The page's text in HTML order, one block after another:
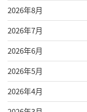
2026年8月
2026年7月
2026年6月
2026年5月
2026年4月